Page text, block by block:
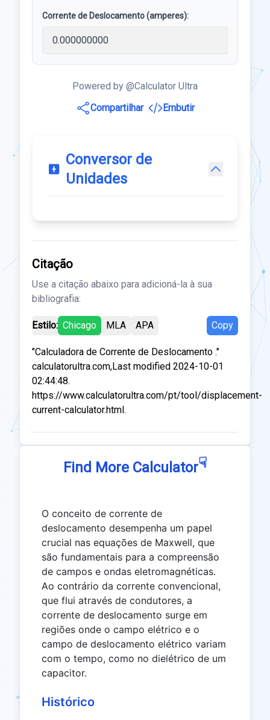
Corrente de Deslocamento (amperes):
Powered by @Calculator Ultra
Compartilhar
Embutir
Conversor de
Unidades
Citação
Use a citação abaixo para adicioná-la à sua
bibliografia:
Estilo: Chicago MLA APA Copy
"Calculadora de Corrente de Deslocamento ."
calculatorultra.com,Last modified 2024-10-01
02:44:48.
https://www.calculatorultra.com/pt/tool/displacement-
current-calculator.html.
Find More Calculator☟
O conceito de corrente de
deslocamento desempenha um papel
crucial nas equações de Maxwell, que
são fundamentais para a compreensão
de campos e ondas eletromagnéticas.
Ao contrário da corrente convencional,
que flui através de condutores, a
corrente de deslocamento surge em
regiões onde o campo elétrico e o
campo de deslocamento elétrico variam
com o tempo, como no dielétrico de um
capacitor.
Histórico